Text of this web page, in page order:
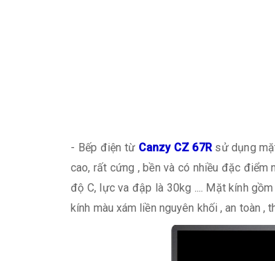
- Bếp điện từ Canzy CZ 67R sử dụng
cao, rất cứng , bền và có nhiều đặc điểm
độ C, lực va đập là 30kg .... Mặt kính
kính màu xám liền nguyên khối , an toàn ,